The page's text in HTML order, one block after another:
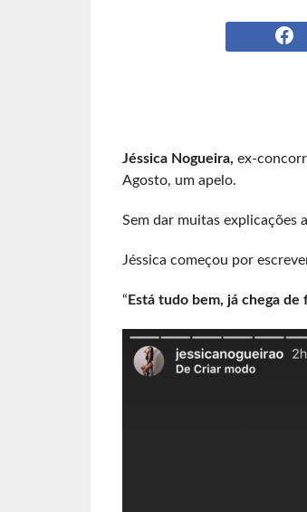
Jéssica Nogueira, ex-
Agosto, um apelo.
Sem dar muitas explicações
Jéssica começou por
“ Está tudo bem, já chega de